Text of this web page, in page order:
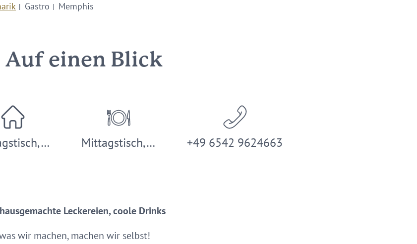
Gastro Memphis
Auf einen Blick
Mittagstisch,… +49 6542 9624663
Leckereien, coole Drinks
wir machen, machen wir selbst!